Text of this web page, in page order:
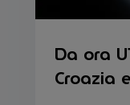
Da ora
Croazia